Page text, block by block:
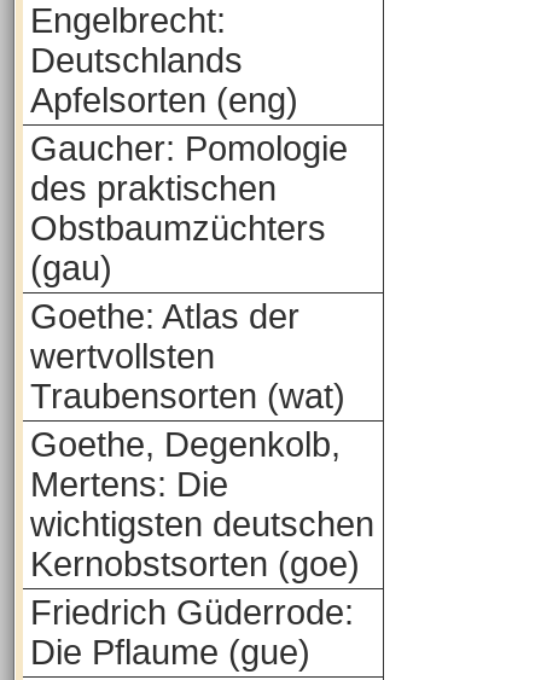
Engelbrecht:
Deutschlands
Apfelsorten (eng)
Gaucher: Pomologie
des praktischen
Obstbaumzüchters
(gau)
Goethe: Atlas der
wertvollsten
Traubensorten (wat)
Goethe, Degenkolb,
Mertens: Die
wichtigsten deutschen
Kernobstsorten (goe)
Friedrich Güderrode:
Die Pflaume (gue)